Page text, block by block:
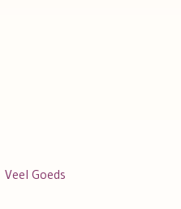
Veel Goeds